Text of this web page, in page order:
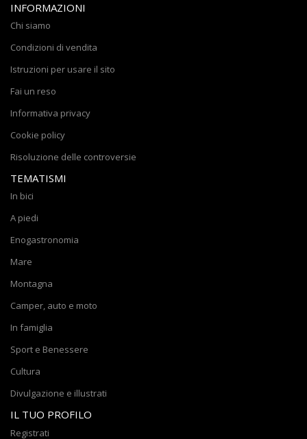
INFORMAZIONI
Chi siamo
Condizioni di vendita
Istruzioni per usare il sito
Fai un reso
Informativa privacy
Cookie policy
Risoluzione delle controversie
TEMATISMI
In bici
A piedi
Enogastronomia
Mare
Montagna
Camper, auto e moto
In famiglia
Sport e Benessere
Cultura
Divulgazione e illustrati
IL TUO PROFILO
Registrati